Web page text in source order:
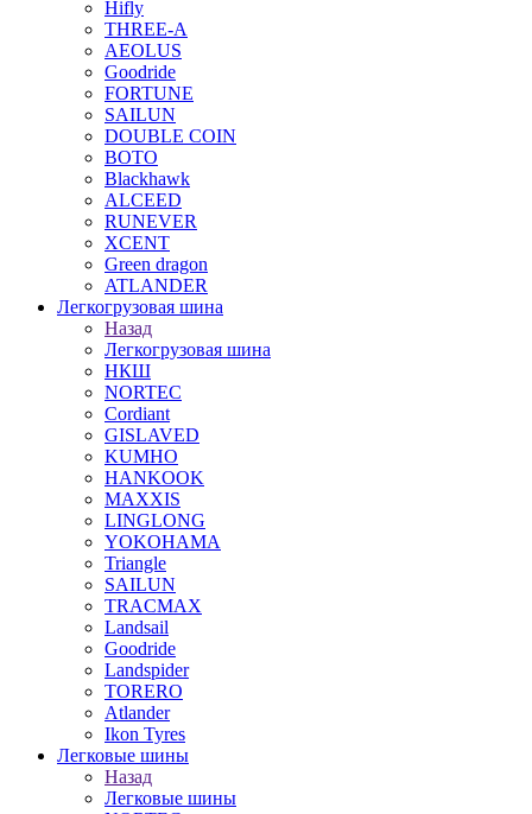
Hifly
THREE-A
AEOLUS
Goodride
FORTUNE
SAILUN
DOUBLE COIN
BOTO
Blackhawk
ALCEED
RUNEVER
XCENT
Green dragon
ATLANDER
Легкогрузовая шина
Назад
Легкогрузовая шина
НКШ
NORTEС
Cordiant
GISLAVED
KUMHO
HANKOOK
MAXXIS
LINGLONG
YOKOHAMA
Triangle
SAILUN
TRACMAX
Landsail
Goodride
Landspider
TORERO
Atlander
Ikon Tyres
Легковые шины
Назад
Легковые шины